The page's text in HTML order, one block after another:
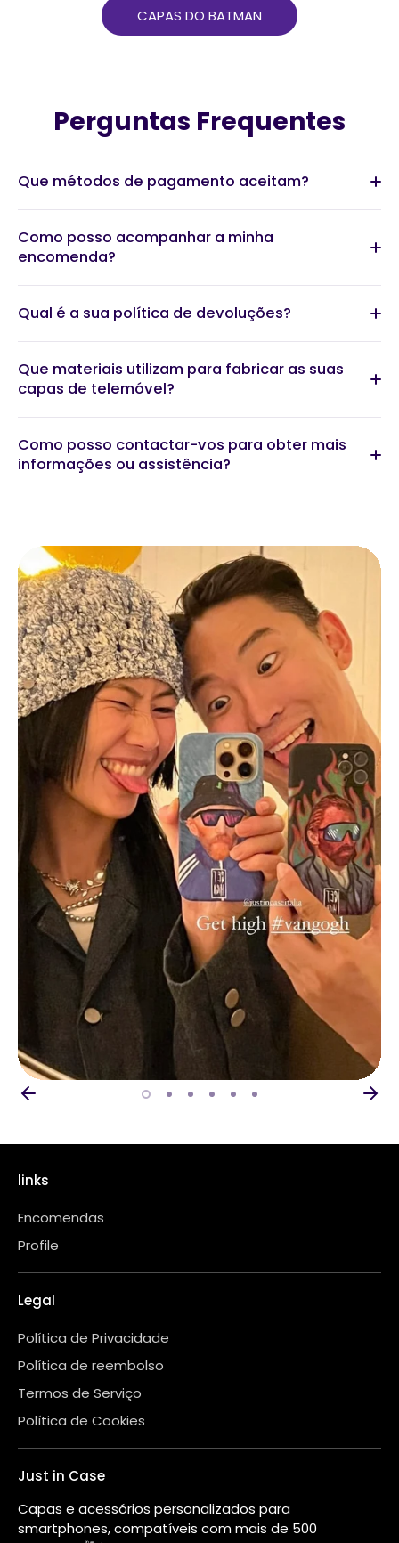
CAPAS DO BATMAN
Perguntas Frequentes
Que métodos de pagamento aceitam?
Como posso acompanhar a minha
encomenda?
Qual é a sua política de devoluções?
Que materiais utilizam para fabricar as suas
capas de telemóvel?
Como posso contactar-vos para obter mais
informações ou assistência?
links
Encomendas
Profile
Legal
Política de Privacidade
Política de reembolso
Termos de Serviço
Política de Cookies
Just in Case
Capas e acessórios personalizados para
smartphones, compatíveis com mais de 500